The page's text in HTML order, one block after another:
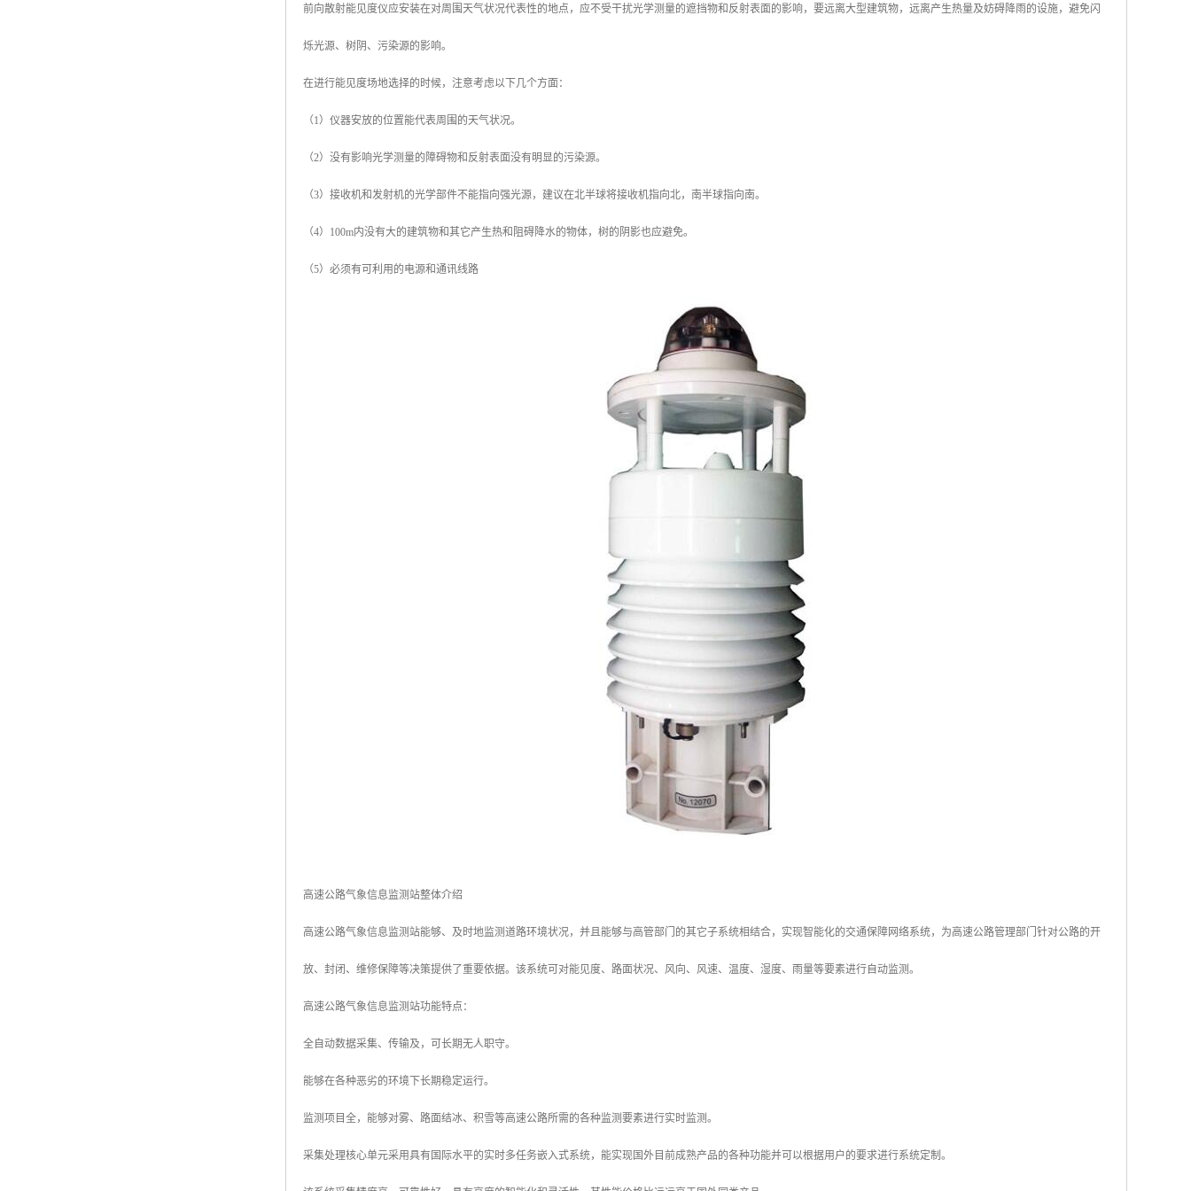
前向散射能见度仪应安装在对周围天气状况代表性的地点，应不受干扰光学测量的遮挡物和反射表面的影响，要远离大型建筑物，远离产生热量及妨碍降雨的设施，避免闪
烁光源、树阴、污染源的影响。
在进行能见度场地选择的时候，注意考虑以下几个方面：
（1）仪器安放的位置能代表周围的天气状况。
（2）没有影响光学测量的障碍物和反射表面没有明显的污染源。
（3）接收机和发射机的光学部件不能指向强光源，建议在北半球将接收机指向北，南半球指向南。
（4）100m内没有大的建筑物和其它产生热和阻碍降水的物体，树的阴影也应避免。
（5）必须有可利用的电源和通讯线路
高速公路气象信息监测站整体介绍
高速公路气象信息监测站能够、及时地监测道路环境状况，并且能够与高管部门的其它子系统相结合，实现智能化的交通保障网络系统，为高速公路管理部门针对公路的开
放、封闭、维修保障等决策提供了重要依据。该系统可对能见度、路面状况、风向、风速、温度、湿度、雨量等要素进行自动监测。
高速公路气象信息监测站功能特点：
全自动数据采集、传输及，可长期无人职守。
能够在各种恶劣的环境下长期稳定运行。
监测项目全，能够对雾、路面结冰、积雪等高速公路所需的各种监测要素进行实时监测。
采集处理核心单元采用具有国际水平的实时多任务嵌入式系统，能实现国外目前成熟产品的各种功能并可以根据用户的要求进行系统定制。